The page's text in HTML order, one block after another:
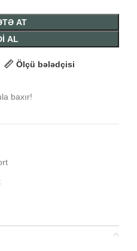
AT
AL
Ölçü bələdçisi
baxır!